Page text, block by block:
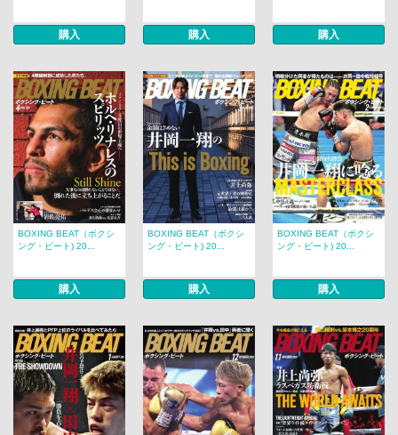
購入 購入 購入
BOXING BEAT（ボクシ
ング・ビート) 20...
購入
BOXING BEAT（ボクシ
ング・ビート) 20...
購入
BOXING BEAT（ボクシ
ング・ビート) 20...
購入